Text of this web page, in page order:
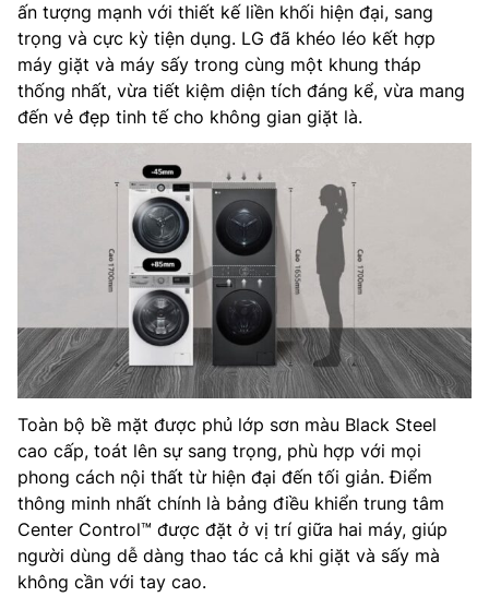
ấn tượng mạnh với thiết kế liền khối hiện đại, sang
trọng và cực kỳ tiện dụng. LG đã khéo léo kết hợp
máy giặt và máy sấy trong cùng một khung tháp
thống nhất, vừa tiết kiệm diện tích đáng kể, vừa mang
đến vẻ đẹp tinh tế cho không gian giặt là.
Toàn bộ bề mặt được phủ lớp sơn màu Black Steel
cao cấp, toát lên sự sang trọng, phù hợp với mọi
phong cách nội thất từ hiện đại đến tối giản. Điểm
thông minh nhất chính là bảng điều khiển trung tâm
Center Control™ được đặt ở vị trí giữa hai máy, giúp
người dùng dễ dàng thao tác cả khi giặt và sấy mà
không cần với tay cao.